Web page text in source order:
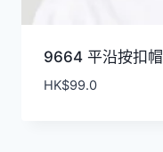
9664 平沿按扣帽
HK$99.0